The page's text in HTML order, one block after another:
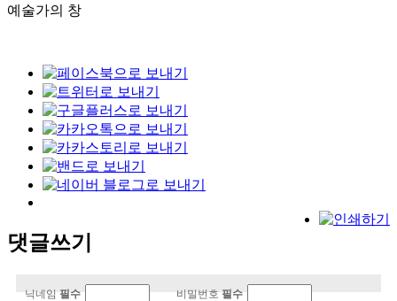
예술가의 창
댓글쓰기
닉네임 필수 비밀번호 필수